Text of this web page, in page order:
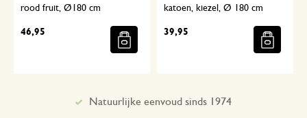
rood fruit, Ø180 cm
46,95
katoen, kiezel, Ø 180 cm
39,95
Met aandacht geselecteerd